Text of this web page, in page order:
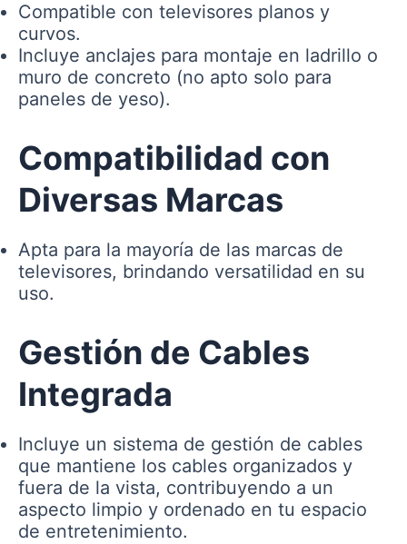
Compatible con televisores planos y
curvos.
Incluye anclajes para montaje en ladrillo o
muro de concreto (no apto solo para
paneles de yeso).
Compatibilidad con
Diversas Marcas
Apta para la mayoría de las marcas de
televisores, brindando versatilidad en su
uso.
Gestión de Cables
Integrada
Incluye un sistema de gestión de cables
que mantiene los cables organizados y
fuera de la vista, contribuyendo a un
aspecto limpio y ordenado en tu espacio
de entretenimiento.